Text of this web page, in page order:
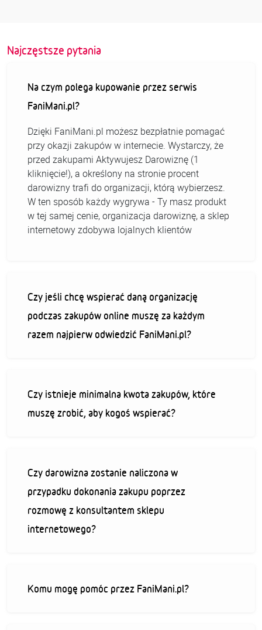
Najczęstsze pytania
Na czym polega kupowanie przez serwis
FaniMani.pl?
Dzięki FaniMani.pl możesz bezpłatnie pomagać
przy okazji zakupów w internecie. Wystarczy, że
przed zakupami Aktywujesz Darowiznę (1
kliknięcie!), a określony na stronie procent
darowizny trafi do organizacji, którą wybierzesz.
W ten sposób każdy wygrywa - Ty masz produkt
w tej samej cenie, organizacja darowiznę, a sklep
internetowy zdobywa lojalnych klientów
Czy jeśli chcę wspierać daną organizację
podczas zakupów online muszę za każdym
razem najpierw odwiedzić FaniMani.pl?
Czy istnieje minimalna kwota zakupów, które
muszę zrobić, aby kogoś wspierać?
Czy darowizna zostanie naliczona w
przypadku dokonania zakupu poprzez
rozmowę z konsultantem sklepu
internetowego?
Komu mogę pomóc przez FaniMani.pl?